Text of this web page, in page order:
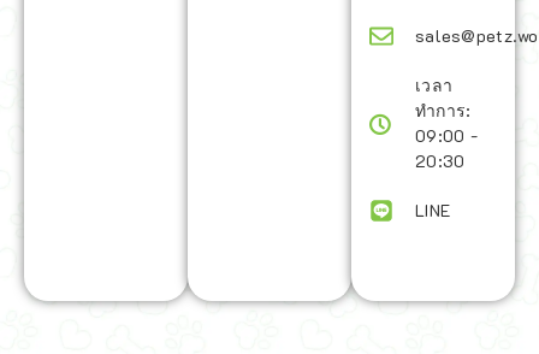
เวลา
ทำการ:
09:00 -
20:30
LINE